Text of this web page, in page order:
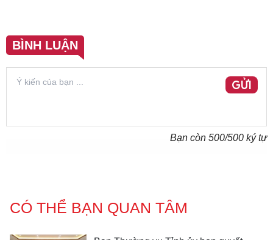
BÌNH LUẬN
GỬI
Bạn còn 500/500 ký tự
CÓ THỂ BẠN QUAN TÂM